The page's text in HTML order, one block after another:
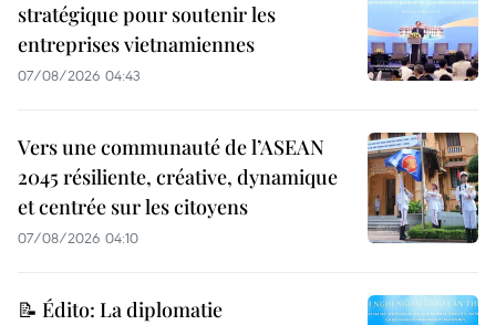
stratégique pour soutenir les
entreprises vietnamiennes
07/08/2026 04:43
Vers une communauté de l’ASEAN
2045 résiliente, créative, dynamique
et centrée sur les citoyens
07/08/2026 04:10
📝 Édito: La diplomatie